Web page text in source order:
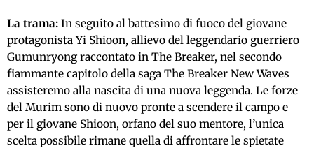
La trama: In seguito al battesimo di fuoco del giovane
protagonista Yi Shioon, allievo del leggendario guerriero
Gumunryong raccontato in The Breaker, nel secondo
fiammante capitolo della saga The Breaker New Waves
assisteremo alla nascita di una nuova leggenda. Le forze
del Murim sono di nuovo pronte a scendere il campo e
per il giovane Shioon, orfano del suo mentore, l’unica
scelta possibile rimane quella di affrontare le spietate